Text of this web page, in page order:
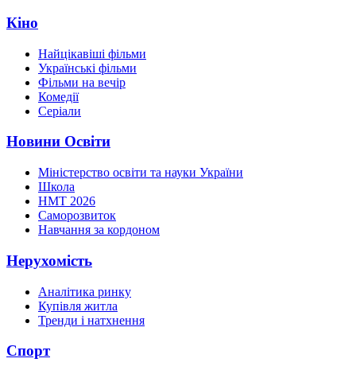
Кіно
Найцікавіші фільми
Українські фільми
Фільми на вечір
Комедії
Серіали
Новини Освіти
Міністерство освіти та науки України
Школа
НМТ 2026
Саморозвиток
Навчання за кордоном
Нерухомість
Аналітика ринку
Купівля житла
Тренди і натхнення
Спорт